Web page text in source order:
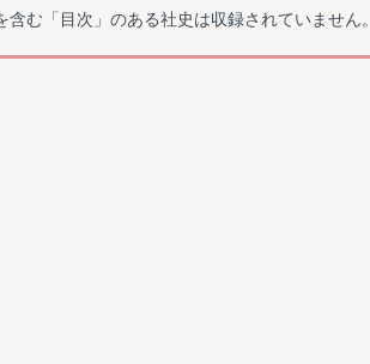
含む「目次」のある社史は収録されていません。